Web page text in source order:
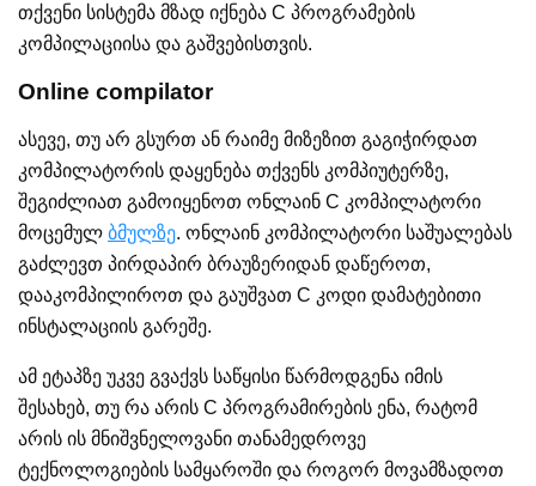
თქვენი სისტემა მზად იქნება C პროგრამების
კომპილაციისა და გაშვებისთვის.
Online compilator
ასევე, თუ არ გსურთ ან რაიმე მიზეზით გაგიჭირდათ
კომპილატორის დაყენება თქვენს კომპიუტერზე,
შეგიძლიათ გამოიყენოთ ონლაინ C კომპილატორი
მოცემულ ბმულზე. ონლაინ კომპილატორი საშუალებას
გაძლევთ პირდაპირ ბრაუზერიდან დაწეროთ,
დააკომპილიროთ და გაუშვათ C კოდი დამატებითი
ინსტალაციის გარეშე.
ამ ეტაპზე უკვე გვაქვს საწყისი წარმოდგენა იმის
შესახებ, თუ რა არის C პროგრამირების ენა, რატომ
არის ის მნიშვნელოვანი თანამედროვე
ტექნოლოგიების სამყაროში და როგორ მოვამზადოთ